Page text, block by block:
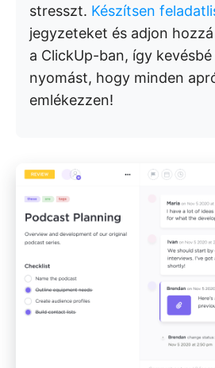
stresszt. Készítsen
jegyzeteket és adjon
a ClickUp-ban, így
nyomást, hogy minden
emlékezzen!